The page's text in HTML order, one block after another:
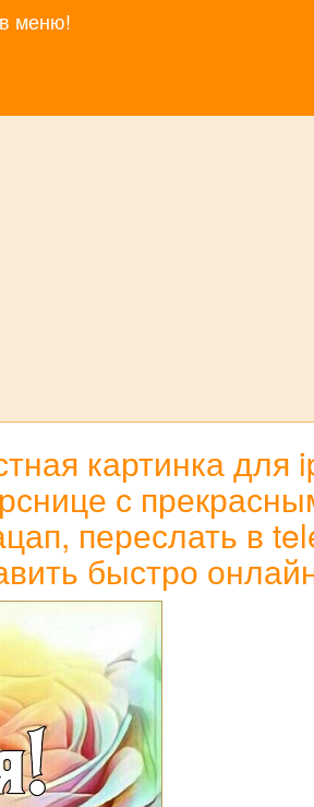
меню!
картинка для
с
переслать в
быстро